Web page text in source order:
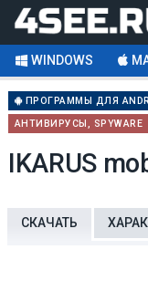
WINDOWS
ПРОГРАММЫ ДЛЯ
АНТИВИРУСЫ, SPYWARE
IKARUS
СКАЧАТЬ